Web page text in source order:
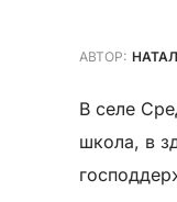
АВТОР:
В селе
школа, в